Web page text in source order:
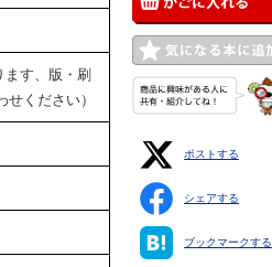
ます、版・刷
ください）
ポストする
シェアする
ブックマークする